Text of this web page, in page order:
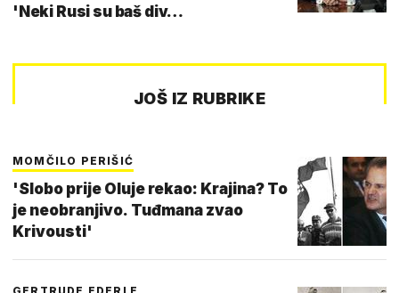
'Neki Rusi su baš div…
JOŠ IZ RUBRIKE
MOMČILO PERIŠIĆ
'Slobo prije Oluje rekao: Krajina? To
je neobranjivo. Tuđmana zvao
Krivousti'